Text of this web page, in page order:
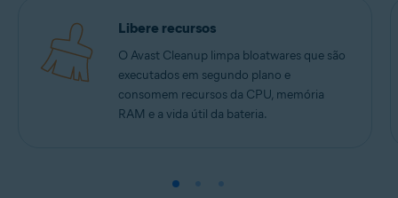
Libere recursos
O Avast Cleanup limpa bloatwares que são
executados em segundo plano e
consomem recursos da CPU, memória
RAM e a vida útil da bateria.